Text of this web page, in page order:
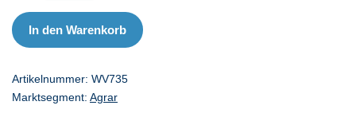
white
and
virgin
Menge
In den Warenkorb
Artikelnummer: WV735
Marktsegment: Agrar